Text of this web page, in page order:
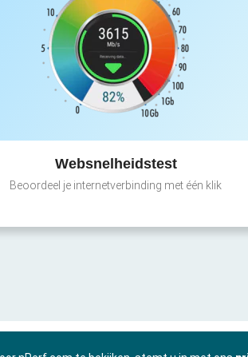
Websnelheidstest
Beoordeel je internetverbinding met één klik